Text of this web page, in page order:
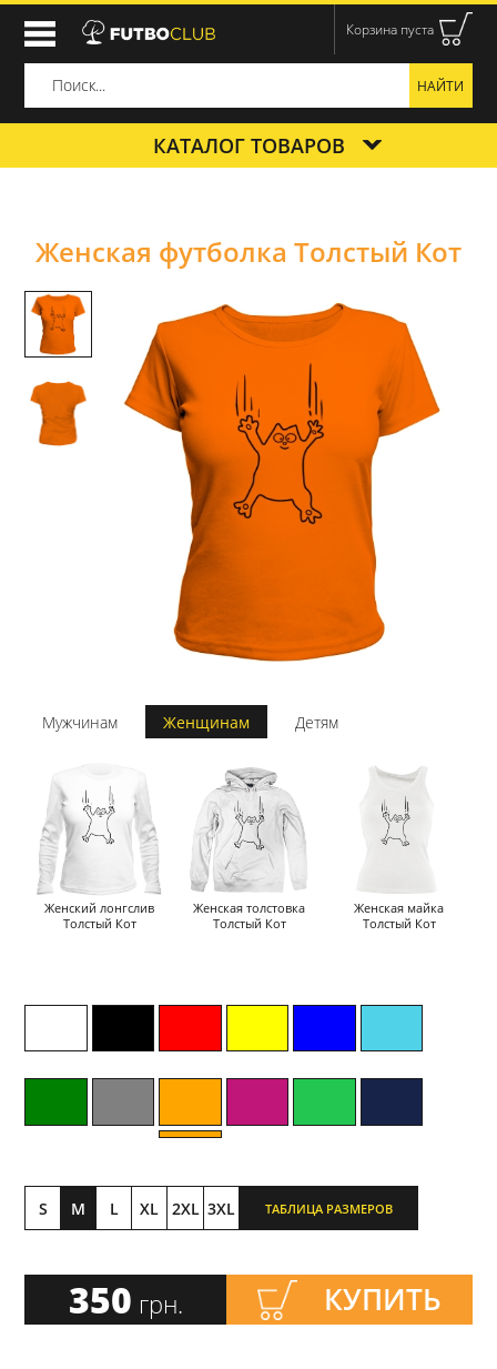
Корзина пуста
КАТАЛОГ ТОВАРОВ
Женская футболка Толстый Кот
Мужчинам Женщинам Детям
Женский лонгслив
Толстый Кот
Женская толстовка
Толстый Кот
Женская майка
Толстый Кот
S M L XL 2XL 3XL ТАБЛИЦА РАЗМЕРОВ
350 грн. КУПИТЬ